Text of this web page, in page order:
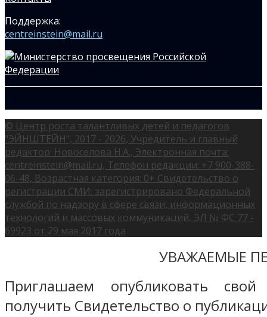
Поддержка:
centreinstein@mail.ru
© Центр роста талантливых детей и педагогов
"ЭЙНШТЕЙН", 2017 - 2026, Учредитель и главный
редактор: Новоселова Н.А., Электронная почта:
centreinstein@mail.ru, Телефон редакции: +7 900-388-
06-48, Возрастная категория: 0+ Свидетельство о
регистрации СМИ: зарегистрировано Федеральной
службой по надзору в сфере связи, информационных
технологий и массовых коммуникаций, ЭЛ № ФС 77 -
69923 от 29 мая 2017 года
УВАЖАЕМЫЕ
Приглашаем опубликовать
получить Свидетельство о